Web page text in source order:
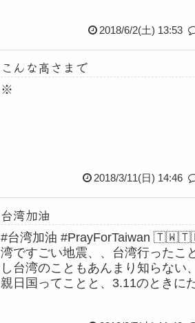
2018/6/2(土) 13:53
こんな高さまで
※
2018/3/11(日) 14:46
台湾加油
#台湾加油 #PrayForTaiwan
湾ですごい地震、、台湾行ったこ
し台湾のこともあんまり知らない
親日国ってことと、3.11のときに